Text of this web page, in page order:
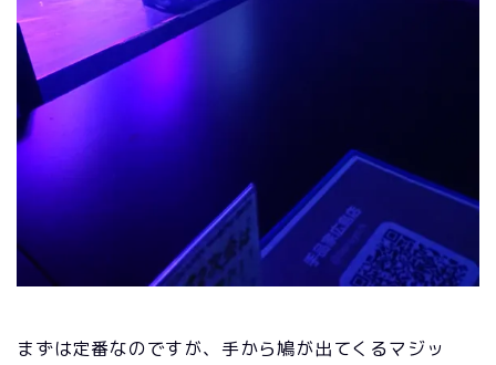
まずは定番なのですが、手から鳩が出てくるマジッ